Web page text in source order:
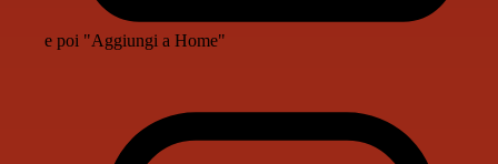
e poi "Aggiungi a Home"